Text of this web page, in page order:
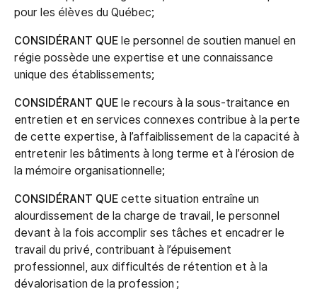
pour les élèves du Québec;
CONSIDÉRANT QUE le personnel de soutien manuel en
régie possède une expertise et une connaissance
unique des établissements;
CONSIDÉRANT QUE le recours à la sous-traitance en
entretien et en services connexes contribue à la perte
de cette expertise, à l’affaiblissement de la capacité à
entretenir les bâtiments à long terme et à l’érosion de
la mémoire organisationnelle;
CONSIDÉRANT QUE cette situation entraîne un
alourdissement de la charge de travail, le personnel
devant à la fois accomplir ses tâches et encadrer le
travail du privé, contribuant à l’épuisement
professionnel, aux difficultés de rétention et à la
dévalorisation de la profession ;